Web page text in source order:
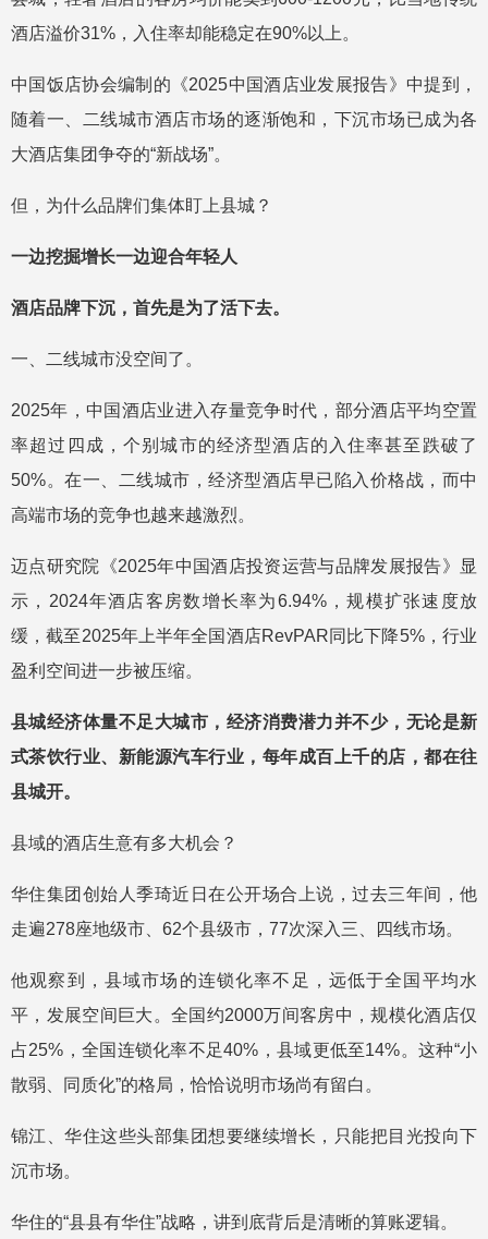
酒店溢价31%，入住率却能稳定在90%以上。
中国饭店协会编制的《2025中国酒店业发展报告》中提到，
随着一、二线城市酒店市场的逐渐饱和，下沉市场已成为各
大酒店集团争夺的“新战场”。
但，为什么品牌们集体盯上县城？
一边挖掘增长一边迎合年轻人
酒店品牌下沉，首先是为了活下去。
一、二线城市没空间了。
2025年，中国酒店业进入存量竞争时代，部分酒店平均空置
率超过四成，个别城市的经济型酒店的入住率甚至跌破了
50%。在一、二线城市，经济型酒店早已陷入价格战，而中
高端市场的竞争也越来越激烈。
迈点研究院《2025年中国酒店投资运营与品牌发展报告》显
示，2024年酒店客房数增长率为6.94%，规模扩张速度放
缓，截至2025年上半年全国酒店RevPAR同比下降5%，行业
盈利空间进一步被压缩。
县城经济体量不足大城市，经济消费潜力并不少，无论是新
式茶饮行业、新能源汽车行业，每年成百上千的店，都在往
县城开。
县域的酒店生意有多大机会？
华住集团创始人季琦近日在公开场合上说，过去三年间，他
走遍278座地级市、62个县级市，77次深入三、四线市场。
他观察到，县域市场的连锁化率不足，远低于全国平均水
平，发展空间巨大。全国约2000万间客房中，规模化酒店仅
占25%，全国连锁化率不足40%，县域更低至14%。这种“小
散弱、同质化”的格局，恰恰说明市场尚有留白。
锦江、华住这些头部集团想要继续增长，只能把目光投向下
沉市场。
华住的“县县有华住”战略，讲到底背后是清晰的算账逻辑。